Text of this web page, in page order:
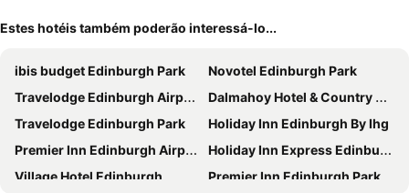
Estes hotéis também poderão interessá-lo...
ibis budget Edinburgh Park
Novotel Edinburgh Park
Travelodge Edinburgh Airport Ratho Station
Dalmahoy Hotel & Country Club
Travelodge Edinburgh Park
Holiday Inn Edinburgh By Ihg
Premier Inn Edinburgh Airport - M9 Jct1
Holiday Inn Express Edinburgh - City West By Ihg
Village Hotel Edinburgh
Premier Inn Edinburgh Park (Airport) Hotel